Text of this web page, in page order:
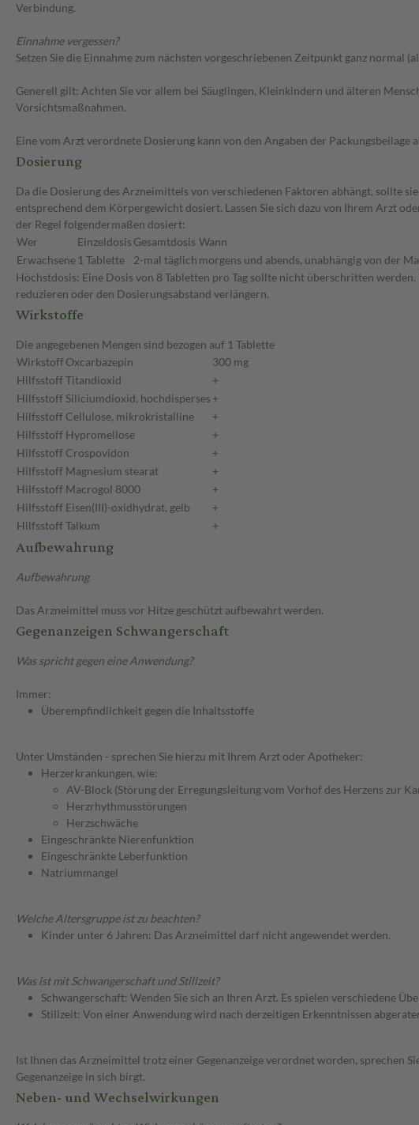
Verbindung.
Einnahme vergessen?
Setzen Sie die Einnahme zum nächsten vorgeschriebenen Zeitpunkt ganz normal
Generell gilt: Achten Sie vor allem bei Säuglingen, Kleinkindern und älteren
Vorsichtsmaßnahmen.
Eine vom Arzt verordnete Dosierung kann von den Angaben der
Dosierung
Da die Dosierung des Arzneimittels von verschiedenen Faktoren abhängt, sollte
entsprechend dem Körpergewicht dosiert. Lassen Sie sich dazu von Ihrem Arzt
der Regel folgendermaßen dosiert:
Wer
Einzeldosis Gesamtdosis Wann
Erwachsene 1 Tablette 2-mal täglich morgens und abends, unabhängig von der
Höchstdosis: Eine Dosis von 8 Tabletten pro Tag sollte nicht überschritten
reduzieren oder den Dosierungsabstand verlängern.
Wirkstoffe
Die angegebenen Mengen sind bezogen auf 1 Tablette
WirkstoffOxcarbazepin
300 mg
HilfsstoffTitandioxid
+
Hilfsstoff Siliciumdioxid, hochdisperses +
Hilfsstoff Cellulose, mikrokristalline
+
Hilfsstoff Hypromellose
+
Hilfsstoff Crospovidon
+
Hilfsstoff Magnesium stearat
+
Hilfsstoff Macrogol 8000
+
Hilfsstoff Eisen(III)-oxidhydrat, gelb
+
HilfsstoffTalkum +
Aufbewahrung
Aufbewahrung
Das Arzneimittel muss vor Hitze geschützt aufbewahrt werden.
Gegenanzeigen Schwangerschaft
Was spricht gegen eine Anwendung?
Immer:
Überempfindlichkeit gegen die Inhaltsstoffe
Unter Umständen - sprechen Sie hierzu mit Ihrem Arzt oder Apotheker:
Herzerkrankungen, wie:
AV-Block (Störung der Erregungsleitung vom Vorhof des Herzens zur
Herzrhythmusstörungen
Herzschwäche
Eingeschränkte Nierenfunktion
Eingeschränkte Leberfunktion
Natriummangel
Welche Altersgruppe ist zu beachten?
Kinder unter 6 Jahren: Das Arzneimittel darf nicht angewendet werden.
Was ist mit Schwangerschaft und Stillzeit?
Schwangerschaft: Wenden Sie sich an Ihren Arzt. Es spielen verschiedene
Stillzeit: Von einer Anwendung wird nach derzeitigen Erkenntnissen
Ist Ihnen das Arzneimittel trotz einer Gegenanzeige verordnet worden, sprechen
Gegenanzeige in sich birgt.
Neben- und Wechselwirkungen